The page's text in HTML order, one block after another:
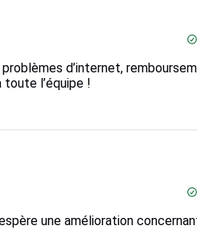
d’internet,
l’équipe !
une amélioration